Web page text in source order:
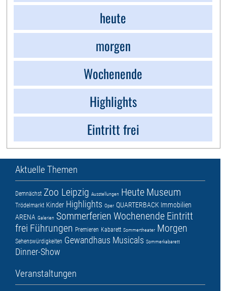
heute
morgen
Wochenende
Highlights
Eintritt frei
Aktuelle Themen
Demnächst Zoo Leipzig Ausstellungen Heute Museum
Trödelmarkt Kinder Highlights Oper QUARTERBACK Immobilien
ARENA Galerien Sommerferien Wochenende Eintritt
frei Führungen Premieren Kabarett Sommertheater Morgen
Sehenswürdigkeiten Gewandhaus Musicals Sommerkabarett
Dinner-Show
Veranstaltungen